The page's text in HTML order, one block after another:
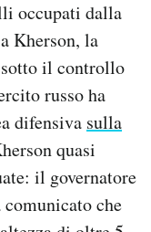
occupati dalla
Kherson, la
il controllo
russo ha
difensiva sulla
quasi
il governatore
che